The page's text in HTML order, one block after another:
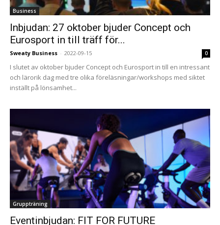
Business
Inbjudan: 27 oktober bjuder Concept och
Eurosport in till träff för...
Sweaty Business - 2022-09-15 0
I slutet av oktober bjuder Concept och Eurosport in till en intressant
och lärorik dag med tre olika föreläsningar/workshops med siktet
inställt på lönsamhet...
Gruppträning
Eventinbjudan: FIT FOR FUTURE